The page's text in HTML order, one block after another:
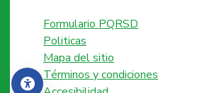
Formulario PQRSD
Politicas
Mapa del sitio
Términos y condiciones